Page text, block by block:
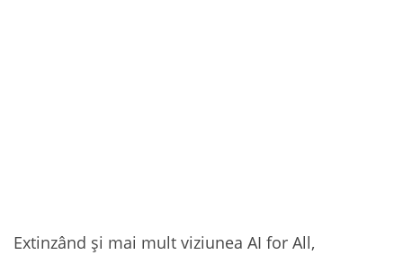
Extinzând și mai mult viziunea AI for All,